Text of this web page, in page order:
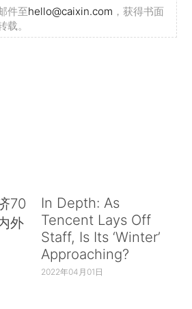
件至hello@caixin.com ，获得书面
。
70
外
In Depth: As
Tencent Lays Off
Staff, Is Its ‘Winter’
Approaching?
2022年04月01日